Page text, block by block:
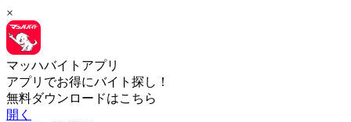
×
マッハバイトアプリ
アプリでお得にバイト探し！
無料ダウンロードはこちら
開く